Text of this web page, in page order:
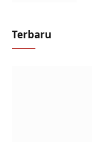
Terbaru